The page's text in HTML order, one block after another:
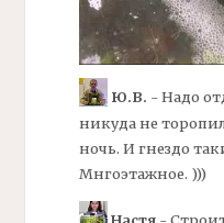
Ю.В. - Надо
никуда не
ночь. И гнездо
Мнгоэтажное. )))